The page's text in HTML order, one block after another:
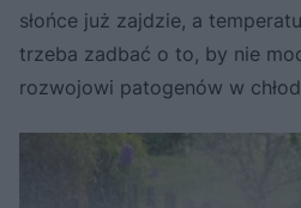
słońce już zajdzie, a
trzeba zadbać o to, by nie
rozwojowi patogenów w